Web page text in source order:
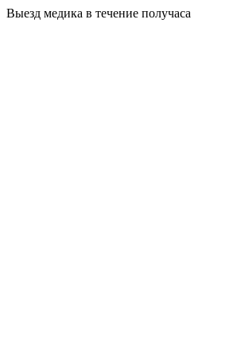
Выезд медика в течение получаса